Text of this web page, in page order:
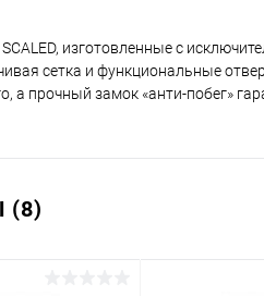
изготовленные с
сетка и функциональные
а прочный замок «анти-побег»
(8)